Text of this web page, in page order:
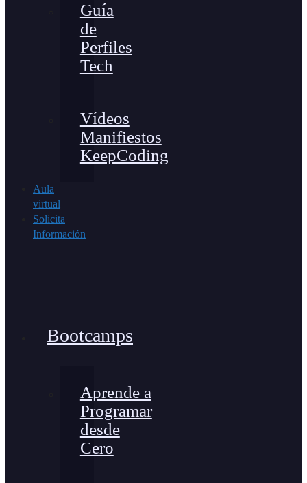
Guía
de
Perfiles
Tech
Vídeos
Manifiestos
KeepCoding
Aula
virtual
Solicita
Información
Bootcamps
Aprende a
Programar
desde
Cero